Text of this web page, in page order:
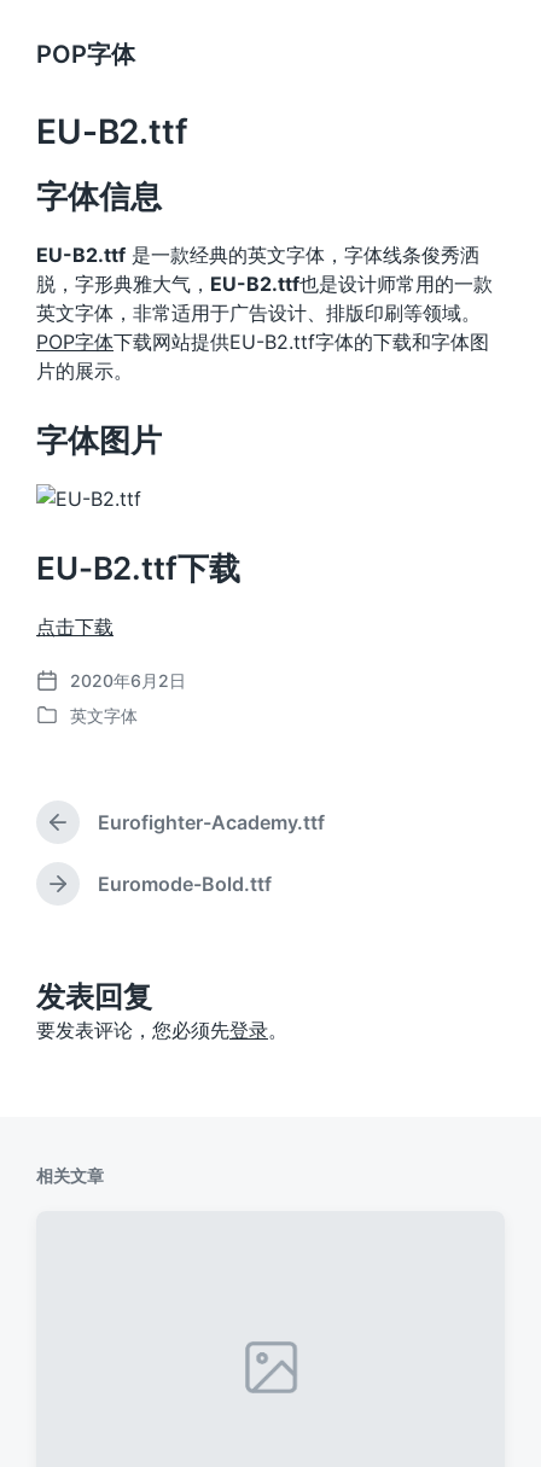
POP字体
EU-B2.ttf
字体信息
EU-B2.ttf 是一款经典的英文字体，字体线条俊秀洒
脱，字形典雅大气， EU-B2.ttf也是设计师常用的一款
英文字体，非常适用于广告设计、排版印刷等领域。
POP字体下载网站提供EU-B2.ttf字体的下载和字体图
片的展示。
字体图片
EU-B2.ttf下载
点击下载
发
布
2020年6月2日
发
英文字体
上
篇
文
章
Eurofighter-Academy.ttf
下
：
Euromode-Bold.ttf
发表回复
要发表评论，您必须先登录。
相关文章